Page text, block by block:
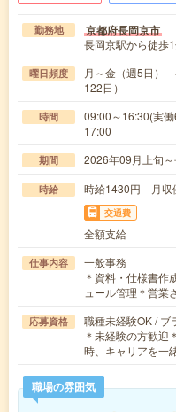
勤務地 京都府長岡京市
長岡京駅から徒歩
曜日頻度
月～金（週5日）
122日）
時間
09:00～16:30(実
17:00
期間 2026年09月上旬
時給 時給1430円 月収
交通費
全額支給
仕事内容
一般事務
＊資料・仕様書作
ュール管理＊営
応募資格
職種未経験OK / ブ
＊未経験の方歓迎
時、キャリアを一
職場の雰囲気